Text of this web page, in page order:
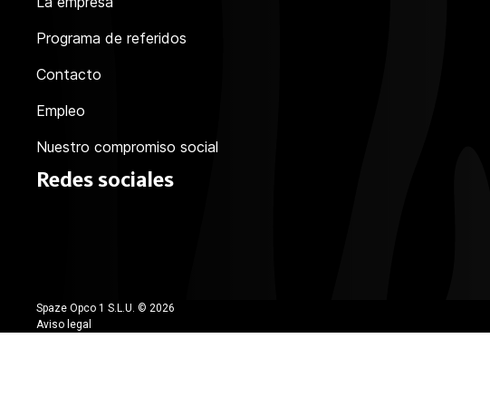
Programa de referidos
Contacto
Empleo
Nuestro compromiso social
Redes sociales
Spaze Opco 1 S.L.U. © 2026
Aviso legal